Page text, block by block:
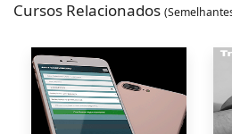
Cursos Relacionados